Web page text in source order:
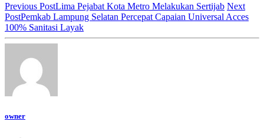
Previous PostLima Pejabat Kota Metro Melakukan Sertijab Next
PostPemkab Lampung Selatan Percepat Capaian Universal Acces
100% Sanitasi Layak
owner